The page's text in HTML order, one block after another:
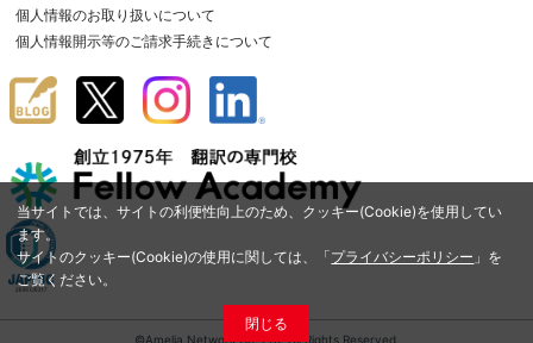
当サイトでは、サイトの利便性向上のため、クッキー(Cookie)を使用してい
ます。
サイトのクッキー(Cookie)の使用に関しては、「プライバシーポリシー 」を
ご覧ください。
閉じる
個人情報のお取り扱いについて
個人情報開示等のご請求手続きについて
©Amelia Network Co.,Ltd. All Rights Reserved.